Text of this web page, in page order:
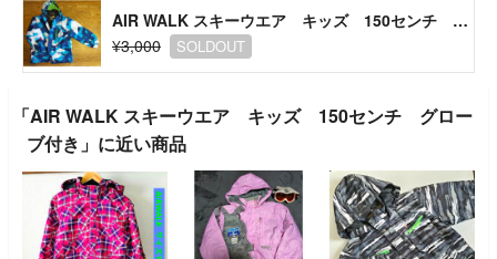
AIR WALK スキーウエア キッズ 150センチ グローブ付き
¥3,000
SOLDOUT
「AIR WALK スキーウエア キッズ 150センチ グロー
ブ付き」に近い商品